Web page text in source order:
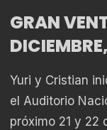
GRAN
Yuri y Cristian
el Auditorio
próximo 21 y 22